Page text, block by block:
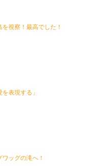
視察！最高でした！
表現する」
ッグの滝へ！